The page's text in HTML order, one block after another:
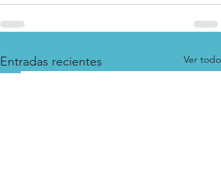
Entradas recientes Ver todo